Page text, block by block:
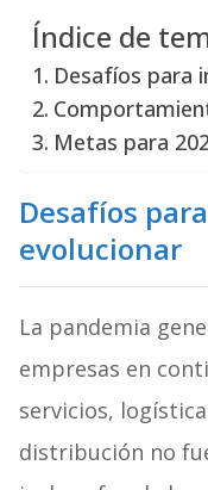
Índice de
Desafíos para
Metas para
Desafíos
evolucionar
La pandemia
empresas en
servicios,
distribución no